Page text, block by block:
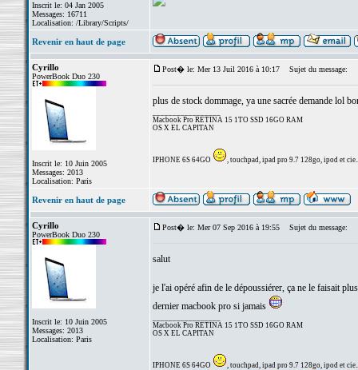
Inscrit le: 04 Jan 2005
Messages: 16711
Localisation: /Library/Scripts/
Revenir en haut de page
Cyrillo
PowerBook Duo 230
Inscrit le: 10 Juin 2005
Messages: 2013
Localisation: Paris
Post� le: Mer 13 Juil 2016 à 10:17 Sujet du message:
plus de stock dommage, ya une sacrée demande lol
Macbook Pro RETINA 15 1TO SSD 16GO RAM
OS X EL CAPITAN
IPHONE 6S 64GO , touchpad, ipad pro 9.7 128go, ipod et
Revenir en haut de page
Cyrillo
PowerBook Duo 230
Inscrit le: 10 Juin 2005
Messages: 2013
Localisation: Paris
Post� le: Mer 07 Sep 2016 à 19:55 Sujet du message:
salut
je l'ai opéré afin de le dépoussiérer, ça ne le faisait
dernier macbook pro si jamais
Macbook Pro RETINA 15 1TO SSD 16GO RAM
OS X EL CAPITAN
IPHONE 6S 64GO , touchpad, ipad pro 9.7 128go, ipod et